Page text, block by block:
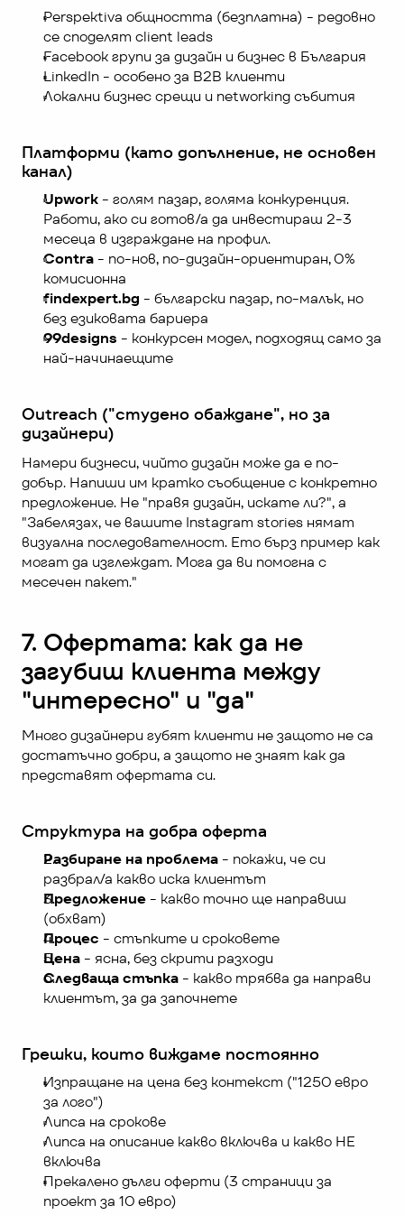
Perspektiva общността (безплатна) - редовно
се споделят client leads
Facebook групи за дизайн и бизнес в България
LinkedIn - особено за B2B клиенти
Локални бизнес срещи и networking събития
Платформи (като допълнение, не основен
канал)
Upwork - голям пазар, голяма конкуренция.
Работи, ако си готов/а да инвестираш 2-3
месеца в изграждане на профил.
Contra - по-нов, по-дизайн-ориентиран, 0%
комисионна
findexpert.bg - български пазар, по-малък, но
без езиковата бариера
99designs - конкурсен модел, подходящ само за
най-начинаещите
Outreach ("студено обаждане", но за
дизайнери)
Намери бизнеси, чийто дизайн може да е по-
добър. Напиши им кратко съобщение с конкретно
предложение. Не "правя дизайн, искате ли?", а
"Забелязах, че вашите Instagram stories нямат
визуална последователност. Ето бърз пример как
могат да изглеждат. Мога да ви помогна с
месечен пакет."
7. Офертата: как да не
загубиш клиента между
"интересно" и "да"
Много дизайнери губят клиенти не защото не са
достатъчно добри, а защото не знаят как да
представят офертата си.
Структура на добра оферта
Разбиране на проблема - покажи, че си
разбрал/а какво иска клиентът
Предложение - какво точно ще направиш
(обхват)
Процес - стъпките и сроковете
Цена - ясна, без скрити разходи
Следваща стъпка - какво трябва да направи
клиентът, за да започнете
Грешки, които виждаме постоянно
Изпращане на цена без контекст ("1250 евро
за лого")
Липса на срокове
Липса на описание какво включва и какво НЕ
включва
Прекалено дълги оферти (3 страници за
проект за 10 евро)